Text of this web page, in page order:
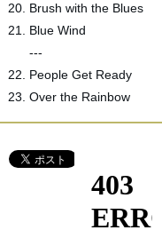
Brush with the Blues
Blue Wind
---
People Get Ready
Over the Rainbow